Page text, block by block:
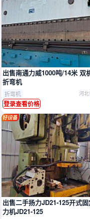
出售南通力威1000吨/14米 双
折弯机
折弯机 河
登录查看价格
出售二手扬力JD21‑125开式
力机JD21‑125